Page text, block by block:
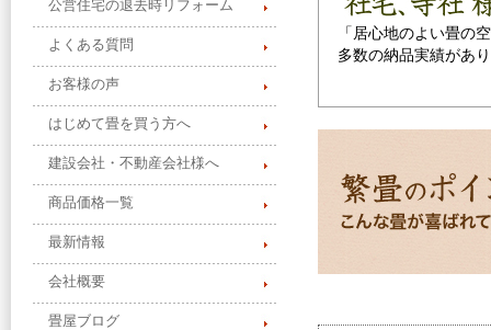
「居心地のよい畳の
多数の納品実績があ
公営住宅の退去時リフォーム
よくある質問
お客様の声
はじめて畳を買う方へ
建設会社・不動産会社様へ
商品価格一覧
最新情報
会社概要
畳屋ブログ